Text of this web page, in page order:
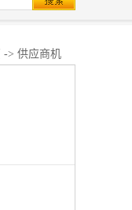
-> 供应商机